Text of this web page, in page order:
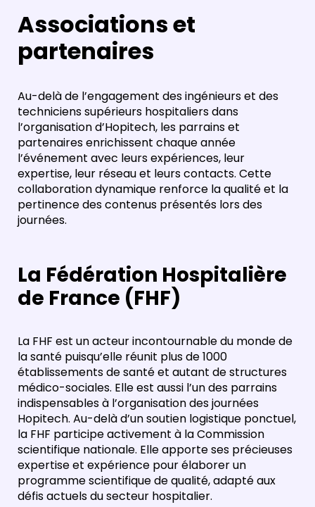
Associations et
partenaires
Au-delà de l’engagement des ingénieurs et des
techniciens supérieurs hospitaliers dans
l’organisation d’Hopitech, les parrains et
partenaires enrichissent chaque année
l’événement avec leurs expériences, leur
expertise, leur réseau et leurs contacts. Cette
collaboration dynamique renforce la qualité et la
pertinence des contenus présentés lors des
journées.
La Fédération Hospitalière
de France (FHF)
La FHF est un acteur incontournable du monde de
la santé puisqu’elle réunit plus de 1000
établissements de santé et autant de structures
médico-sociales. Elle est aussi l’un des parrains
indispensables à l’organisation des journées
Hopitech. Au-delà d’un soutien logistique ponctuel,
la FHF participe activement à la Commission
scientifique nationale. Elle apporte ses précieuses
expertise et expérience pour élaborer un
programme scientifique de qualité, adapté aux
défis actuels du secteur hospitalier.